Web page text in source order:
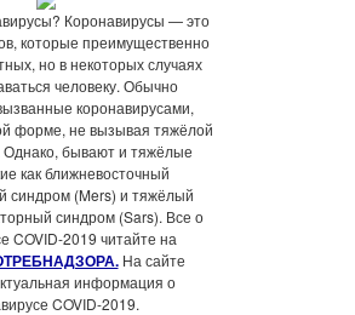
Коронавирусы — это
которые преимущественно
но в некоторых случаях
человеку. Обычно
коронавирусами,
форме, не вызывая тяжёлой
Однако, бывают и тяжёлые
как ближневосточный
синдром (Mers) и тяжёлый
синдром (Sars). Все о
COVID-2019 читайте на
На сайте
информация о
COVID-2019.